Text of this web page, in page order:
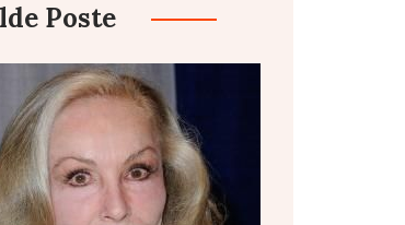
Poste